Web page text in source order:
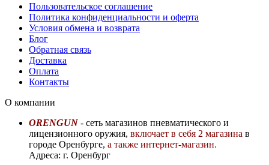
Пользовательское соглашение
Политика конфиденциальности и оферта
Условия обмена и возврата
Блог
Обратная связь
Доставка
Оплата
Контакты
О компании
ORENGUN - сеть магазинов пневматического и
лицензионного оружия, включает в себя 2 магазина в
городе Оренбурге, а также интернет-магазин.
Адреса: г. Оренбург